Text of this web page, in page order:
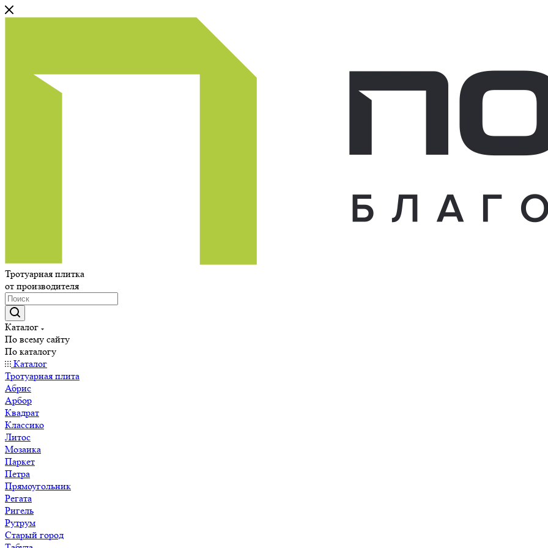
Тротуарная плитка
от производителя
Каталог
По всему сайту
По каталогу
Каталог
Тротуарная плита
Абрис
Арбор
Квадрат
Классико
Литос
Мозаика
Паркет
Петра
Прямоугольник
Регата
Ригель
Рутрум
Старый город